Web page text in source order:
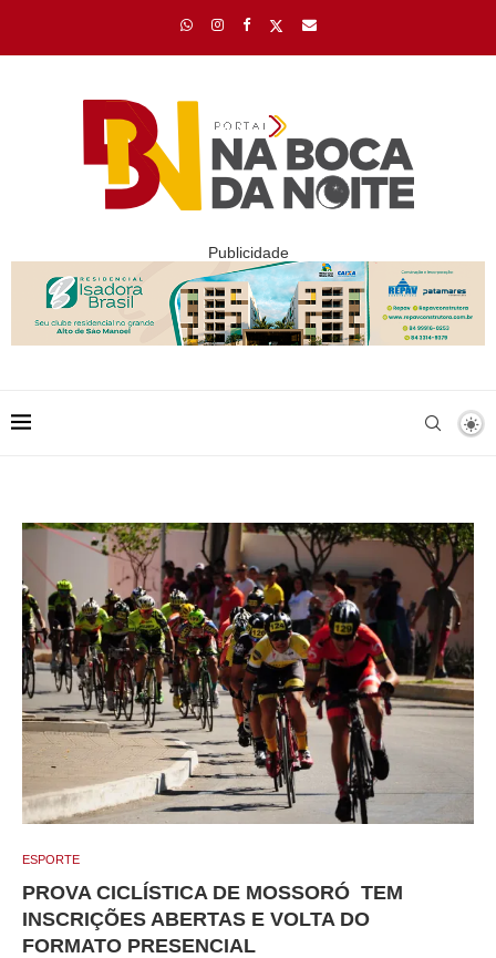
Publicidade
ESPORTE
PROVA CICLÍSTICA DE MOSSORÓ TEM
INSCRIÇÕES ABERTAS E VOLTA DO
FORMATO PRESENCIAL